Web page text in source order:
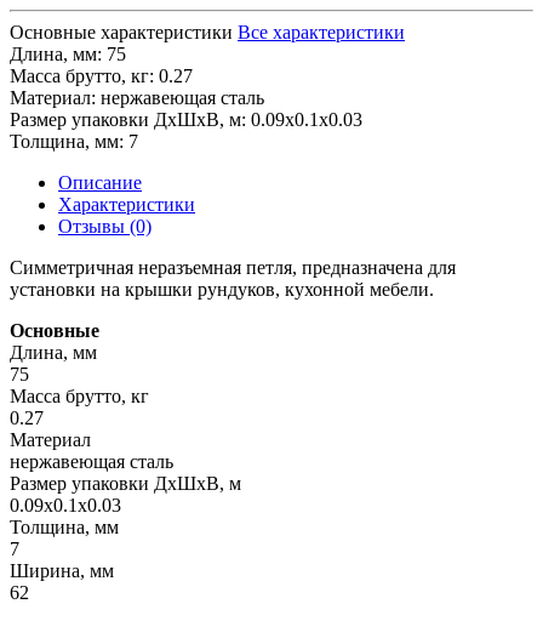
Основные характеристики Все характеристики
Длина, мм: 75
Масса брутто, кг: 0.27
Материал: нержавеющая сталь
Размер упаковки ДхШхВ, м: 0.09x0.1x0.03
Толщина, мм: 7
Описание
Характеристики
Отзывы (0)
Симметричная неразъемная петля, предназначена для
установки на крышки рундуков, кухонной мебели.
Основные
Длина, мм
75
Масса брутто, кг
0.27
Материал
нержавеющая сталь
Размер упаковки ДхШхВ, м
0.09x0.1x0.03
Толщина, мм
7
Ширина, мм
62